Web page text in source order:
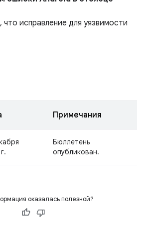
исправление для уязвимости
Примечания
Бюллетень
опубликован.
оказалась полезной?